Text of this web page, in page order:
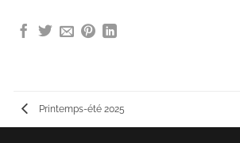
Printemps-été 2025